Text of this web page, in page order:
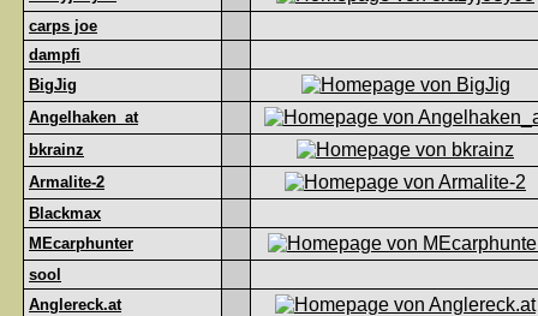
carps joe
dampfi
BigJig
Angelhaken_at
bkrainz
Armalite-2
Blackmax
MEcarphunter
sool
Anglereck.at